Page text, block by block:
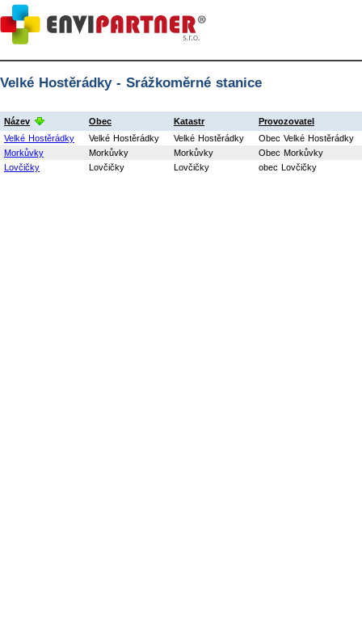
Velké Hostěrádky - Srážkoměrné stanice
Název Obec Katastr
Provozovatel
Velké Hostěrádky
Velké Hostěrádky Velké Hostěrádky
Obec Velké Hostěrádky
Morkůvky
Morkůvky Morkůvky
Obec Morkůvky
Lovčičky
Lovčičky Lovčičky obec Lovčičky